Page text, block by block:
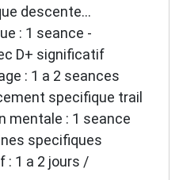
descente...
: 1 seance -
D+ significatif
: 1 a 2 seances
specifique trail
mentale : 1 seance
specifiques
: 1 a 2 jours /